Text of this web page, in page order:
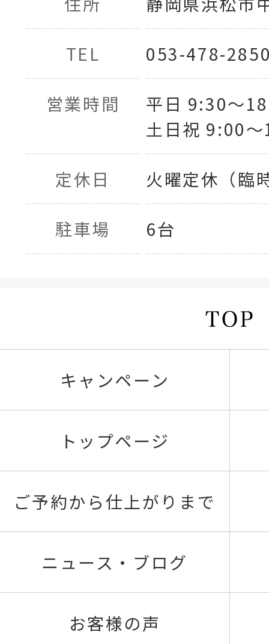
TEL 053-478-
営業時間
平日 9:30〜
土日祝 9:00
定休日 火曜定休（臨
駐車場 6台
キャンペーン
トップページ
ご予約から仕上がりまで
ニュース・ブログ
お客様の声